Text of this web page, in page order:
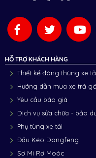
HỖ TRỢ KHÁCH HÀNG
Thiết kế đóng thùng xe
Hướng dẫn mua xe trả
Yêu cầu báo giá
Dịch vụ sửa chữa - bảo
Phụ tùng xe tải
Đầu Kéo Dongfeng
Sơ Mi Rơ Moóc